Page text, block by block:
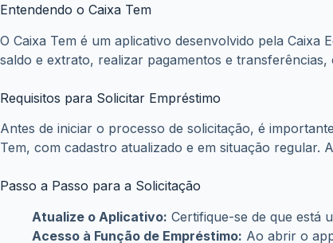
Entendendo o Caixa Tem
O Caixa Tem é um aplicativo desenvolvido pela
saldo e extrato, realizar pagamentos e
Requisitos para Solicitar Empréstimo
Antes de iniciar o processo de solicitação, é
Tem, com cadastro atualizado e em situação
Passo a Passo para a Solicitação
Atualize o Aplicativo: Certifique-se de que está
Acesso à Função de Empréstimo: Ao abrir o